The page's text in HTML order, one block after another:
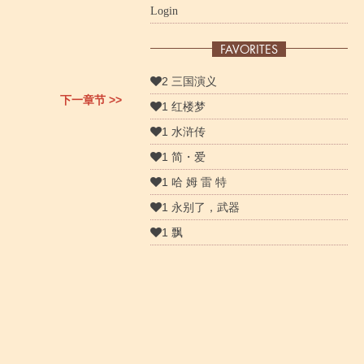
下一章节 >>
Login
FAVORITES
2 三国演义
1 红楼梦
1 水浒传
1 简・爱
1 哈 姆 雷 特
1 永别了，武器
1 飘